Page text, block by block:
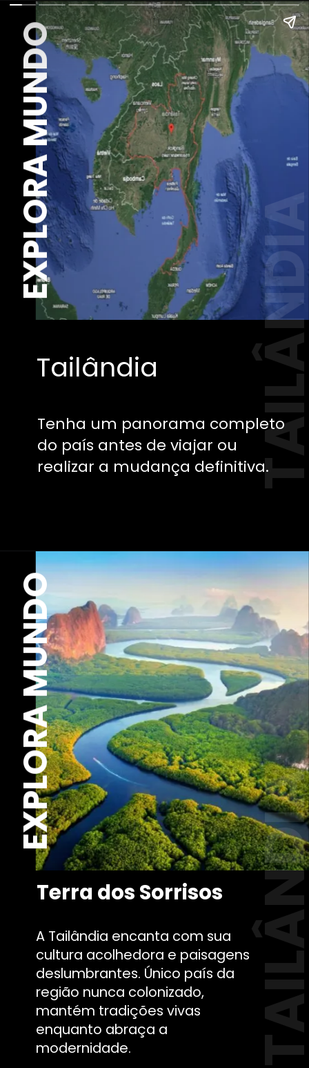
Tailândia
Tenha um panorama completo
do país antes de viajar ou
realizar a mudança definitiva.
EXPLORA MUNDO
Terra dos Sorrisos
A Tailândia encanta com sua
cultura acolhedora e paisagens
deslumbrantes. Único país da
região nunca colonizado,
mantém tradições vivas
enquanto abraça a
modernidade.
EXPLORA MUNDO